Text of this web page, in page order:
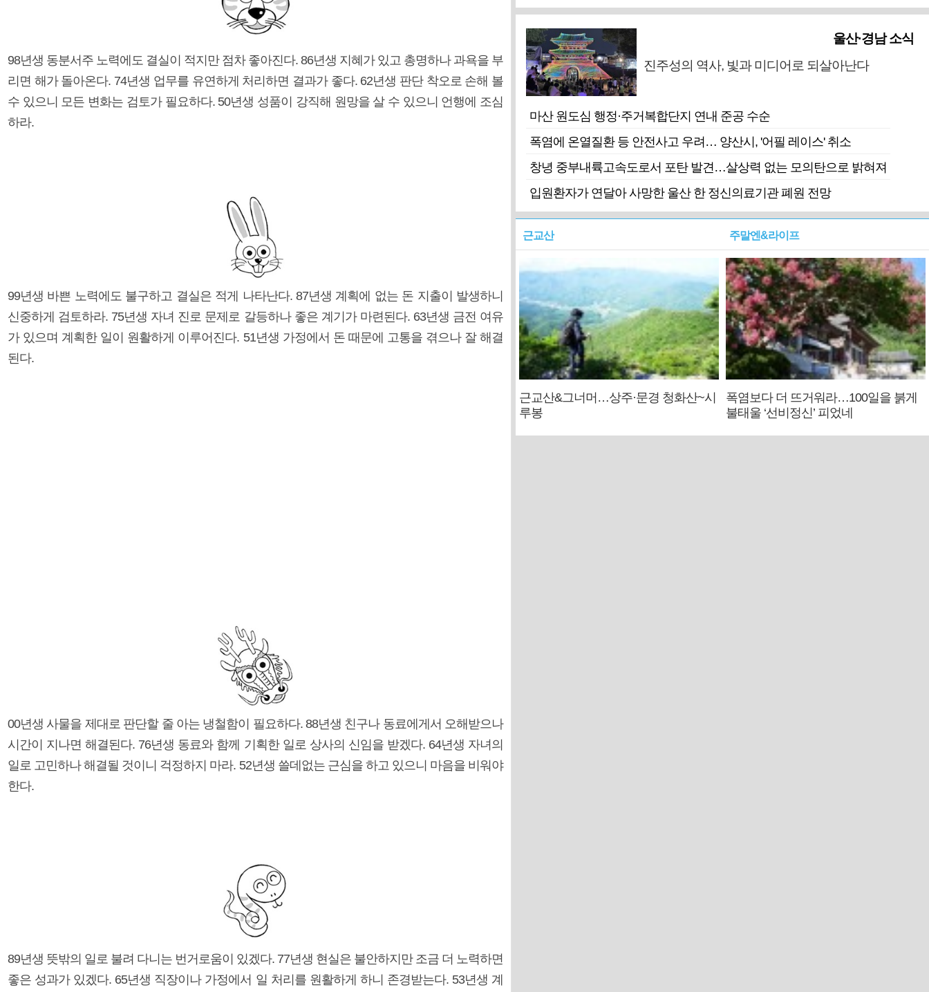
98년생 동분서주 노력에도 결실이 적지만 점차 좋아진다. 86년생 지혜가 있고 총명하나 과욕을 부
리면 해가 돌아온다. 74년생 업무를 유연하게 처리하면 결과가 좋다. 62년생 판단 착오로 손해 볼
수 있으니 모든 변화는 검토가 필요하다. 50년생 성품이 강직해 원망을 살 수 있으니 언행에 조심
하라.
99년생 바쁜 노력에도 불구하고 결실은 적게 나타난다. 87년생 계획에 없는 돈 지출이 발생하니
신중하게 검토하라. 75년생 자녀 진로 문제로 갈등하나 좋은 계기가 마련된다. 63년생 금전 여유
가 있으며 계획한 일이 원활하게 이루어진다. 51년생 가정에서 돈 때문에 고통을 겪으나 잘 해결
된다.
00년생 사물을 제대로 판단할 줄 아는 냉철함이 필요하다. 88년생 친구나 동료에게서 오해받으나
시간이 지나면 해결된다. 76년생 동료와 함께 기획한 일로 상사의 신임을 받겠다. 64년생 자녀의
일로 고민하나 해결될 것이니 걱정하지 마라. 52년생 쓸데없는 근심을 하고 있으니 마음을 비워야
한다.
89년생 뜻밖의 일로 불려 다니는 번거로움이 있겠다. 77년생 현실은 불안하지만 조금 더 노력하면
좋은 성과가 있겠다. 65년생 직장이나 가정에서 일 처리를 원활하게 하니 존경받는다. 53년생 계
울산·경남 소식
진주성의 역사, 빛과 미디어로 되살아난다
마산 원도심 행정·주거복합단지 연내 준공 수순
폭염에 온열질환 등 안전사고 우려… 양산시, '어필 레이스' 취소
창녕 중부내륙고속도로서 포탄 발견…살상력 없는 모의탄으로 밝혀져
입원환자가 연달아 사망한 울산 한 정신의료기관 폐원 전망
근교산
근교산&그너머…상주·문경 청화산~시
루봉
주말엔&라이프
폭염보다 더 뜨거워라…100일을 붉게
불태울 ‘선비정신’ 피었네